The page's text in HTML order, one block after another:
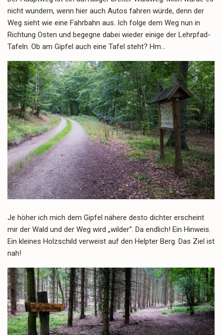
nicht wundern, wenn hier auch Autos fahren würde, denn der
Weg sieht wie eine Fahrbahn aus. Ich folge dem Weg nun in
Richtung Osten und begegne dabei wieder einige der Lehrpfad-
Tafeln. Ob am Gipfel auch eine Tafel steht? Hm…
Je höher ich mich dem Gipfel nähere desto dichter erscheint
mir der Wald und der Weg wird „wilder“. Da endlich! Ein Hinweis.
Ein kleines Holzschild verweist auf den Helpter Berg. Das Ziel ist
nah!